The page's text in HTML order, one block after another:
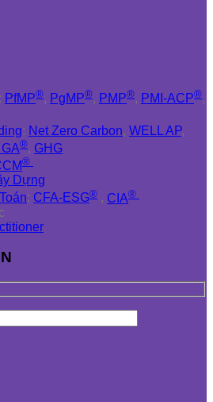
: PfMP®, PgMP®, PMP®, PMI-ACP®,
: Net Zero Carbon, WELL AP,
®, GHG
®
Dựng
: CFA-ESG® , CIA®